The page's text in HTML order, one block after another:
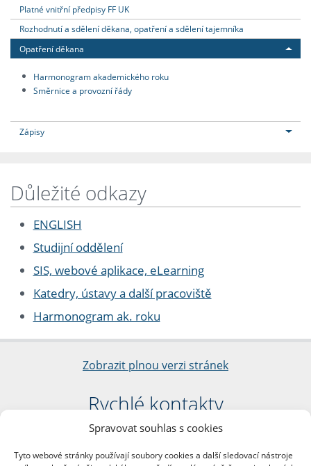
Spravovat souhlas s cookies
Tyto webové stránky používají soubory cookies a další sledovací nástroje
Platné vnitřní předpisy FF UK
Rozhodnutí a sdělení děkana, opatření a sdělení tajemníka
Opatření děkana
Harmonogram akademického roku
Směrnice a provozní řády
Zápisy
Důležité odkazy
ENGLISH
Studijní oddělení
SIS, webové aplikace, eLearning
Katedry, ústavy a další pracoviště
Harmonogram ak. roku
Zobrazit plnou verzi stránek
Rychlé kontakty
Filozofická fakulta
nám. Jana Palacha 1/2